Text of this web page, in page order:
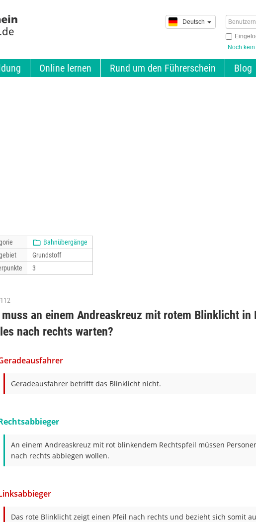
Noch
Deutsch
Online lernen Rund um den Führerschein Blog
Bahnübergänge
Grundstoff
3
muss an einem Andreaskreuz mit rotem Blinklicht in
nach rechts warten?
Geradeausfahrer betrifft das Blinklicht nicht.
An einem Andreaskreuz mit rot blinkendem Rechtspfeil müssen
nach rechts abbiegen wollen.
Das rote Blinklicht zeigt einen Pfeil nach rechts und bezieht sich somit